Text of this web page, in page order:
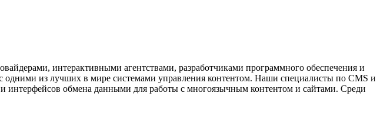
интерактивными агентствами, разработчиками программного обеспечения и
из лучших в мире системами управления контентом. Наши специалисты по CMS и
интерфейсов обмена данными для работы с многоязычным контентом и сайтами. Среди